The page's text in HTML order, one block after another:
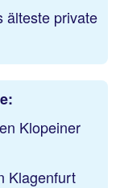
älteste private
Klopeiner
Klagenfurt